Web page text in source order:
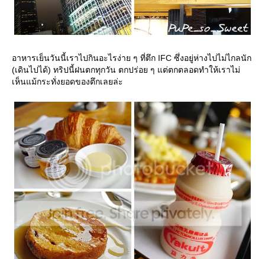
อาหารเย็นวันนี้เราไปกินอะไรง่าย ๆ ที่ตึก IFC ซึ่งอยู่ห่างไปไม่ไกลนัก
(เดินไปได้) ทริปนี้ฝนตกทุกวัน ตกปร่อย ๆ แต่ตกตลอดทำให้เราไม่
เห็นแม้กระทั่งยอดของตึกเลยล่ะ